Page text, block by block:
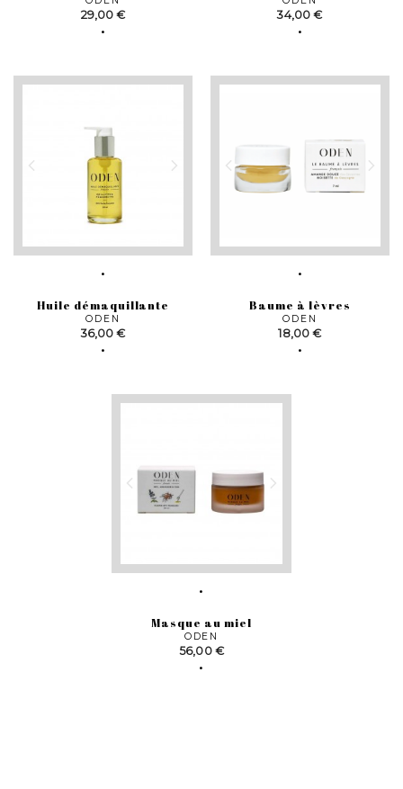
Prix
29,00 € Prix
34,00 €
Huile démaquillante
ODEN
Prix
36,00 €
Baume à lèvres
ODEN
Prix
18,00 €
Masque au miel
ODEN
Prix
56,00 €